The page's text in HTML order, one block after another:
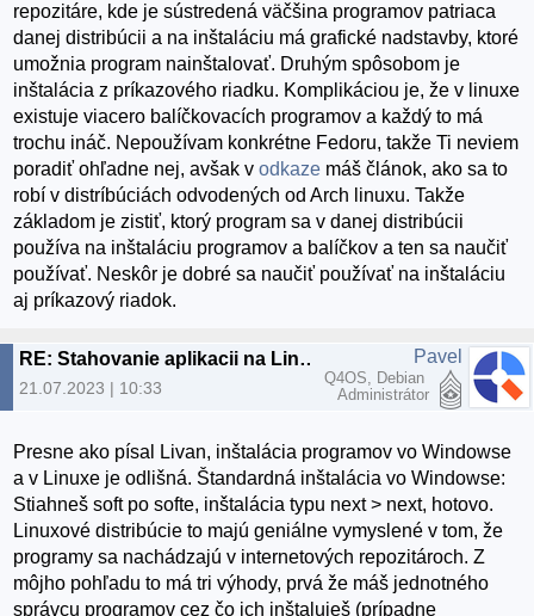
repozitáre, kde je sústredená väčšina programov patriaca
danej distribúcii a na inštaláciu má grafické nadstavby, ktoré
umožnia program nainštalovať. Druhým spôsobom je
inštalácia z príkazového riadku. Komplikáciou je, že v linuxe
existuje viacero balíčkovacích programov a každý to má
trochu ináč. Nepoužívam konkrétne Fedoru, takže Ti neviem
poradiť ohľadne nej, avšak vodkaze máš článok, ako sa to
robí v distríbúciách odvodených od Arch linuxu. Takže
základom je zistiť, ktorý program sa v danej distribúcii
používa na inštaláciu programov a balíčkov a ten sa naučiť
používať. Neskôr je dobré sa naučiť používať na inštaláciu
aj príkazový riadok.
RE: Stahovanie aplikacii na Linux Fedora 38
21.07.2023 | 10:33
Pavel
Q4OS, Debian
Administrátor
Presne ako písal Livan, inštalácia programov vo Windowse
a v Linuxe je odlišná. Štandardná inštalácia vo Windowse:
Stiahneš soft po softe, inštalácia typu next > next, hotovo.
Linuxové distribúcie to majú geniálne vymyslené v tom, že
programy sa nachádzajú v internetových repozitároch. Z
môjho pohľadu to má tri výhody, prvá že máš jednotného
správcu programov cez čo ich inštaluješ (prípadne